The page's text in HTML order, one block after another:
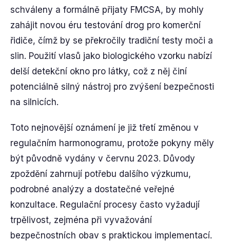
schváleny a formálně přijaty FMCSA, by mohly
zahájit novou éru testování drog pro komerční
řidiče, čímž by se překročily tradiční testy moči a
slin. Použití vlasů jako biologického vzorku nabízí
delší detekční okno pro látky, což z něj činí
potenciálně silný nástroj pro zvýšení bezpečnosti
na silnicích.
Toto nejnovější oznámení je již třetí změnou v
regulačním harmonogramu, protože pokyny měly
být původně vydány v červnu 2023. Důvody
zpoždění zahrnují potřebu dalšího výzkumu,
podrobné analýzy a dostatečné veřejné
konzultace. Regulační procesy často vyžadují
trpělivost, zejména při vyvažování
bezpečnostních obav s praktickou implementací.